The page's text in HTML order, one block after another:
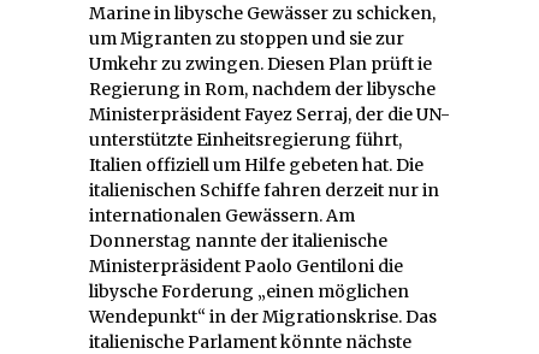
Marine in libysche Gewässer zu schicken,
um Migranten zu stoppen und sie zur
Umkehr zu zwingen. Diesen Plan prüft ie
Regierung in Rom, nachdem der libysche
Ministerpräsident Fayez Serraj, der die UN-
unterstützte Einheitsregierung führt,
Italien offiziell um Hilfe gebeten hat. Die
italienischen Schiffe fahren derzeit nur in
internationalen Gewässern. Am
Donnerstag nannte der italienische
Ministerpräsident Paolo Gentiloni die
libysche Forderung „einen möglichen
Wendepunkt“ in der Migrationskrise. Das
italienische Parlament könnte nächste